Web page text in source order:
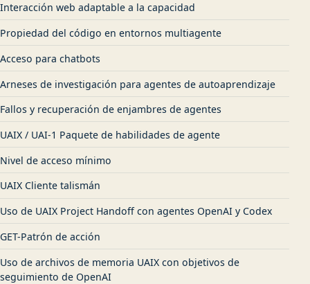
Interacción web adaptable a la capacidad
Propiedad del código en entornos multiagente
Acceso para chatbots
Arneses de investigación para agentes de autoaprendizaje
Fallos y recuperación de enjambres de agentes
UAIX / UAI-1 Paquete de habilidades de agente
Nivel de acceso mínimo
UAIX Cliente talismán
Uso de UAIX Project Handoff con agentes OpenAI y Codex
GET-Patrón de acción
Uso de archivos de memoria UAIX con objetivos de
seguimiento de OpenAI